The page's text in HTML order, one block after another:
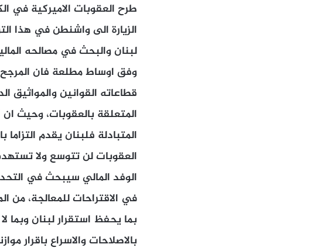
طرح العقوبات الاميركية في
الزيارة الى واشنطن في هذا
لبنان والبحث في مصالحه
وفق اوساط مطلعة فان المرجح
قطاعاته القوانين والمواثيق
المتعلقة بالعقوبات، وحيث
المتبادلة فلبنان يقدم
العقوبات لن تتوسع ولا
الوفد المالي سيبحث في
في الاقتراحات للمعالجة، من
بما يحفظ استقرار لبنان وبما
بالاصلاحات والاسراع باقرار موازنة